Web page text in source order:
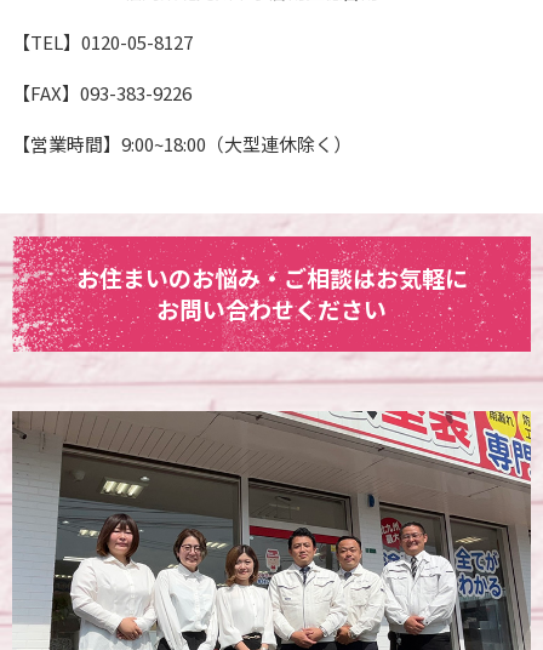
【TEL】0120-05-8127
【FAX】093-383-9226
【営業時間】9:00~18:00（大型連休除く）
お住まいのお悩み・ご相談はお気軽に
お問い合わせください